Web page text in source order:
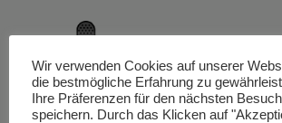
Livestream
Wir verwenden Cookies auf unserer
die bestmögliche Erfahrung zu
Ihre Präferenzen für den nächsten
speichern. Durch das Klicken auf